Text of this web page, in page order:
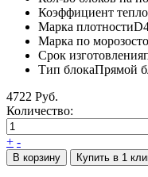
Коэффициент
Марка плотности
Марка по
Срок изготовления
Тип блокаПрямой
4722 Руб.
Количество:
+ -
В корзину Купить в 1